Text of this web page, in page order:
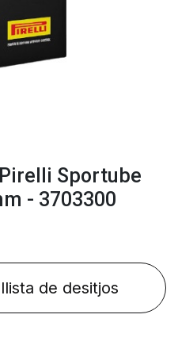
Sportube
- 3703300
de desitjos